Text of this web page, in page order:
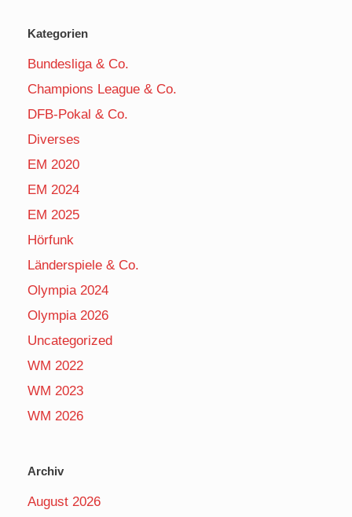
Kategorien
Bundesliga & Co.
Champions League & Co.
DFB-Pokal & Co.
Diverses
EM 2020
EM 2024
EM 2025
Hörfunk
Länderspiele & Co.
Olympia 2024
Olympia 2026
Uncategorized
WM 2022
WM 2023
WM 2026
Archiv
August 2026